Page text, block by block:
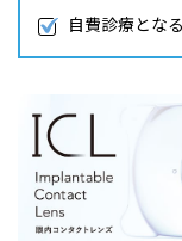
自費診療とな